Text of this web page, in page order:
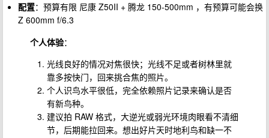
配置：预算有限 尼康 Z50II + 腾龙 150-500mm ，有预算可能会换
Z 600mm f/6.3
个人体验：
光线良好的情况对焦很快；光线不足或者树林里就
靠多按快门，回来挑合焦的照片。
个人识鸟水平很低，完全依赖照片记录来确认是否
有新鸟种。
建议拍 RAW 格式，大逆光或弱光环境肉眼看不清细
节，后期能拉回来。想出好片天时地利鸟和缺一不